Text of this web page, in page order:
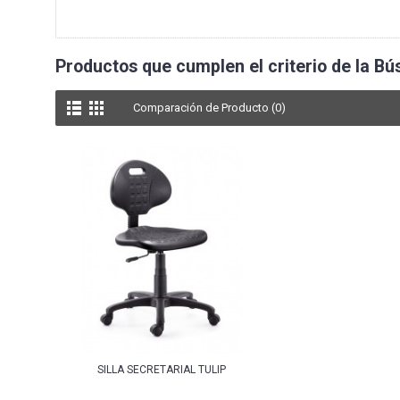
Productos que cumplen el criterio de la
Comparación de Producto (0)
SILLA SECRETARIAL TULIP